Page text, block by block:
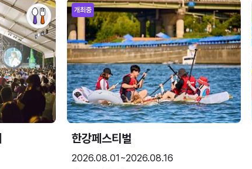
개최중
한강페스티벌
2026.08.01~2026.08.16